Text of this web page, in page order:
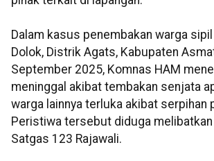
Dalam kasus penembakan warga
Dolok, Distrik Agats, Kabupaten
September 2025, Komnas HAM
meninggal akibat tembakan senjata
warga lainnya terluka akibat serpihan
Peristiwa tersebut diduga
Satgas 123 Rajawali.